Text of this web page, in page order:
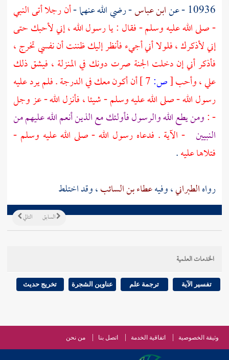
10936 - عن ابن عباس- رضي الله عنهما -أن رجلا أتى النبي
- صلى الله عليه وسلم - فقال : يا رسول الله ، إني لأحبك حتى
إني لأذكرك ، فلولا أني أجيء فأنظر إليك ظننت أن نفسي تخرج ،
فأذكر أني إن دخلت الجنة صرت دونك في المنزلة ، فيشق ذلك
علي ، وأحب[ص:
أن أكون معك في الدرجة . فلم يرد عليه
رسول الله - صلى الله عليه وسلم - شيئا ، فأنزل الله - عز وجل
- :ومن يطع الله والرسول فأولئك مع الذين أنعم الله عليهم من
النبيين - الآية . فدعاه رسول الله - صلى الله عليه وسلم -
فتلاها عليه.
رواهالطبراني، وفيهعطاء بن السائب، وقد اختلط
التالي السابق
الخدمات العلمية
تفسير الآية ترجمة علم عناوين الشجرة تخريج حديث
وثيقة الخصوصية اتفاقية الخدمة اتصل بنا من نحن